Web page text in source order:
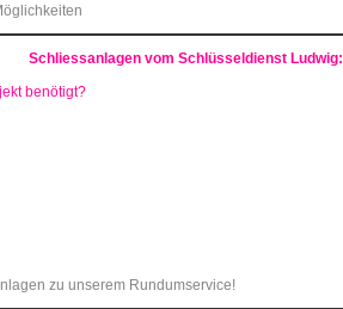
Schliessanlagen vom Schlüsseldienst Ludwig:
benötigt?
zu unserem Rundumservice!